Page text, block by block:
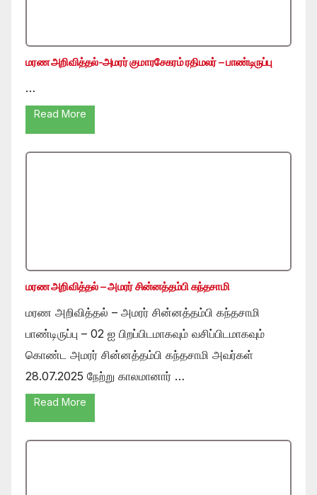
மரண அறிவித்தல்-அமரர் குமாரசேகரம் ரதிமலர் – பாண்டிருப்பு
…
Read More
மரண அறிவித்தல் – அமரர் சின்னத்தம்பி கந்தசாமி
மரண அறிவித்தல் – அமரர் சின்னத்தம்பி கந்தசாமி
பாண்டிருப்பு – 02 ஐ பிறப்பிடமாகவும் வசிப்பிடமாகவும்
கொண்ட அமரர் சின்னத்தம்பி கந்தசாமி அவர்கள்
28.07.2025 நேற்று காலமானார் …
Read More